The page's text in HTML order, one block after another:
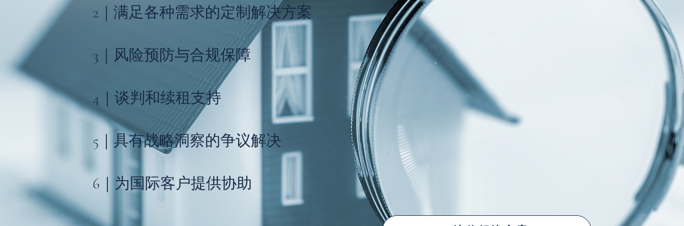
2｜满足各种需求的定制解决方案
3｜风险预防与合规保障
4｜谈判和续租支持
5｜具有战略洞察的争议解决
6｜为国际客户提供协助